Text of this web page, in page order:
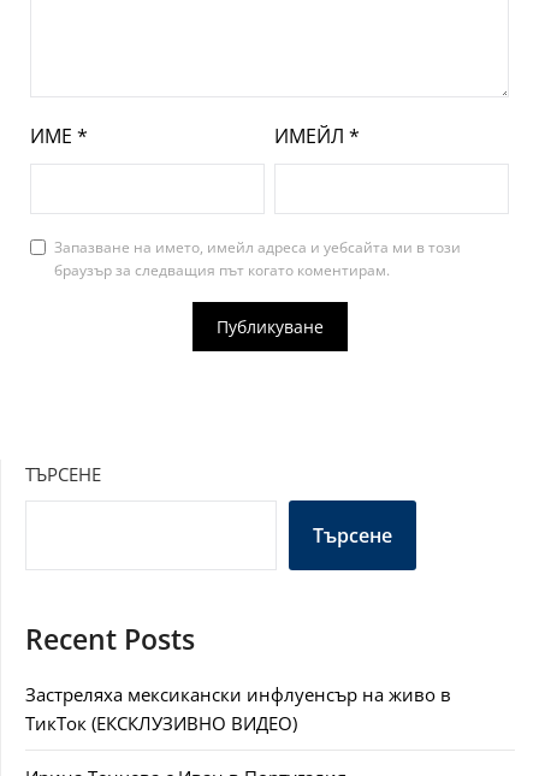
ИМЕ * ИМЕЙЛ *
Запазване на името, имейл адреса и уебсайта ми в този
браузър за следващия път когато коментирам.
ТЪРСЕНЕ
Търсене
Recent Posts
Застреляха мексикански инфлуенсър на живо в
ТикТок (ЕКСКЛУЗИВНО ВИДЕО)